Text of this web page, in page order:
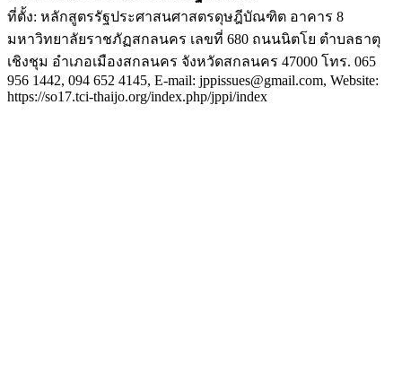
ที่ตั้ง: หลักสูตรรัฐประศาสนศาสตรดุษฎีบัณฑิต อาคาร 8
มหาวิทยาลัยราชภัฏสกลนคร เลขที่ 680 ถนนนิตโย ตำบลธาตุ
เชิงชุม อำเภอเมืองสกลนคร จังหวัดสกลนคร 47000 โทร. 065
956 1442, 094 652 4145, E-mail: jppissues@gmail.com, Website:
https://so17.tci-thaijo.org/index.php/jppi/index